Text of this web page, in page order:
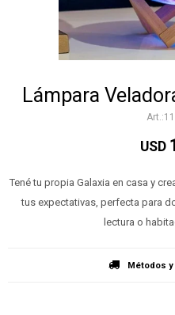
Lámpara
USD
Tené tu propia Galaxia en casa y
tus expectativas, perfecta para
lectura o
Métodos